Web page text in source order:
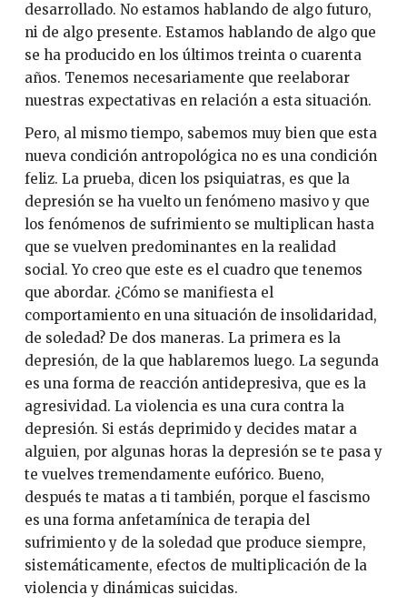
desarrollado. No estamos hablando de algo futuro,
ni de algo presente. Estamos hablando de algo que
se ha producido en los últimos treinta o cuarenta
años. Tenemos necesariamente que reelaborar
nuestras expectativas en relación a esta situación.
Pero, al mismo tiempo, sabemos muy bien que esta
nueva condición antropológica no es una condición
feliz. La prueba, dicen los psiquiatras, es que la
depresión se ha vuelto un fenómeno masivo y que
los fenómenos de sufrimiento se multiplican hasta
que se vuelven predominantes en la realidad
social. Yo creo que este es el cuadro que tenemos
que abordar. ¿Cómo se manifiesta el
comportamiento en una situación de insolidaridad,
de soledad? De dos maneras. La primera es la
depresión, de la que hablaremos luego. La segunda
es una forma de reacción antidepresiva, que es la
agresividad. La violencia es una cura contra la
depresión. Si estás deprimido y decides matar a
alguien, por algunas horas la depresión se te pasa y
te vuelves tremendamente eufórico. Bueno,
después te matas a ti también, porque el fascismo
es una forma anfetamínica de terapia del
sufrimiento y de la soledad que produce siempre,
sistemáticamente, efectos de multiplicación de la
violencia y dinámicas suicidas.